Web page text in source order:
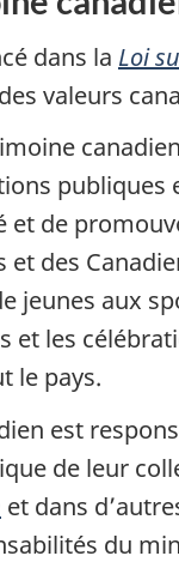
dans la Loi
valeurs
de
et des
jeunes aux
et les
le pays.
est
de leur
et dans
du